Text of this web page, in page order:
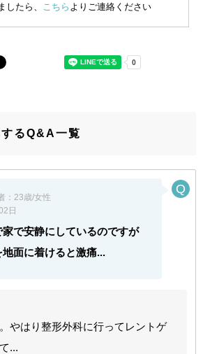
したら、 こちら よりご連絡ください
するQ&A一覧
： 23歳/女性
日
で安静にしているのですが
面に着けると激痛...
やはり整形外科に行ってレントゲ
...